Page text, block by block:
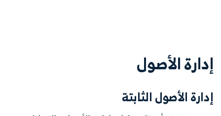
إدارة الأصول
إدارة الأصول الثابتة